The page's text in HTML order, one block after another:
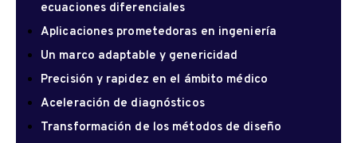
ecuaciones diferenciales
Aplicaciones prometedoras en ingeniería
Un marco adaptable y genericidad
Precisión y rapidez en el ámbito médico
Aceleración de diagnósticos
Transformación de los métodos de diseño